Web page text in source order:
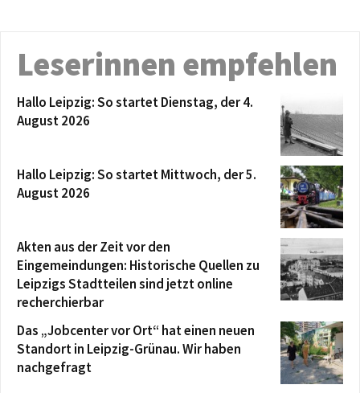
Leserinnen empfehlen
Hallo Leipzig: So startet Dienstag, der 4.
August 2026
Hallo Leipzig: So startet Mittwoch, der 5.
August 2026
Akten aus der Zeit vor den
Eingemeindungen: Historische Quellen zu
Leipzigs Stadtteilen sind jetzt online
recherchierbar
Das „Jobcenter vor Ort“ hat einen neuen
Standort in Leipzig-Grünau. Wir haben
nachgefragt